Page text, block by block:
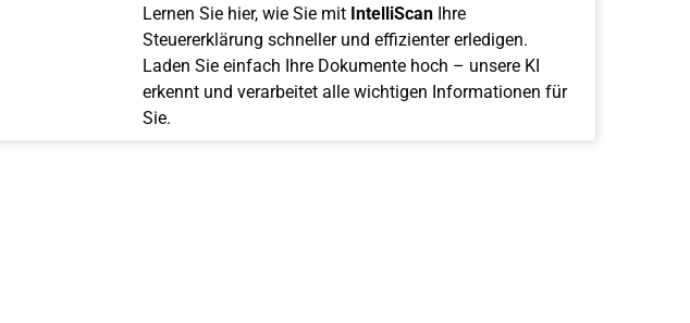
Lernen Sie hier, wie Sie mit IntelliScanIhre
Steuererklärung schneller und effizienter erledigen.
Laden Sie einfach Ihre Dokumente hoch – unsere KI
erkennt und verarbeitet alle wichtigen Informationen für
Sie.